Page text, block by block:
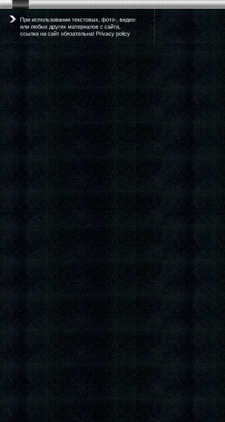
При использовании текстовых, фото-, видео-
или любых других материалов с сайта,
ссылка на сайт обязательна! Privacy policy